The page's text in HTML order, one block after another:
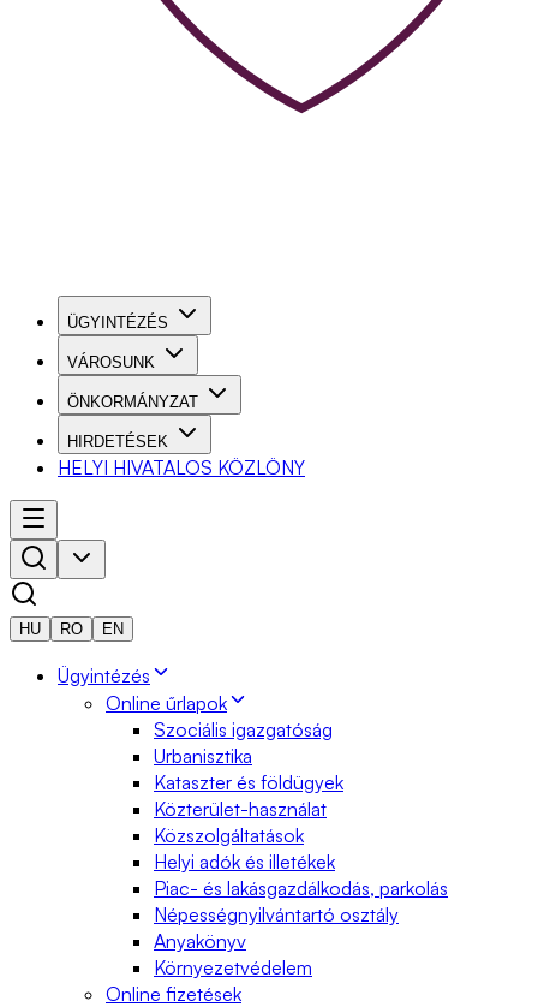
ÜGYINTÉZÉS
VÁROSUNK
ÖNKORMÁNYZAT
HIRDETÉSEK
HELYI HIVATALOS KÖZLÖNY
HU RO EN
Ügyintézés
Online űrlapok
Szociális igazgatóság
Urbanisztika
Kataszter és földügyek
Közterület-használat
Közszolgáltatások
Helyi adók és illetékek
Piac- és lakásgazdálkodás, parkolás
Népességnyilvántartó osztály
Anyakönyv
Környezetvédelem
Online fizetések